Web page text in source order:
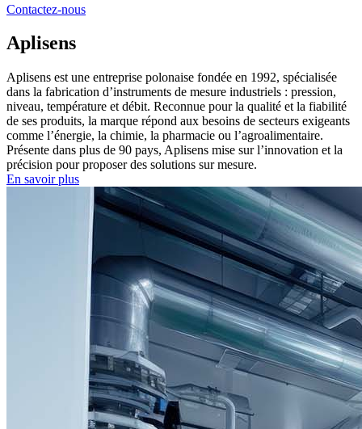
Contactez-nous
Aplisens
Aplisens est une entreprise polonaise fondée en 1992, spécialisée
dans la fabrication d’instruments de mesure industriels : pression,
niveau, température et débit. Reconnue pour la qualité et la fiabilité
de ses produits, la marque répond aux besoins de secteurs exigeants
comme l’énergie, la chimie, la pharmacie ou l’agroalimentaire.
Présente dans plus de 90 pays, Aplisens mise sur l’innovation et la
précision pour proposer des solutions sur mesure.
En savoir plus